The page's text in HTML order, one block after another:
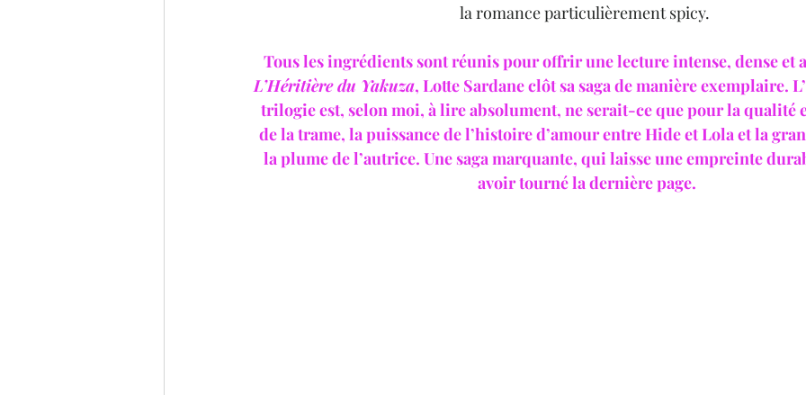
la romance particulièrement spicy.
Tous les ingrédients sont réunis pour offrir une lecture intense, dense et
L’Héritière du Yakuza, Lotte Sardane clôt sa saga de manière exemplaire.
trilogie est, selon moi, à lire absolument, ne serait-ce que pour la qualité
de la trame, la puissance de l’histoire d’amour entre Hide et Lola et la
la plume de l’autrice. Une saga marquante, qui laisse une empreinte
avoir tourné la dernière page.